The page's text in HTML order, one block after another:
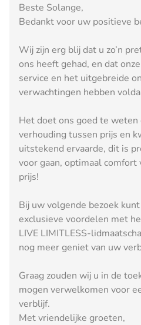
Beste Solange,
Bedankt voor uw positieve
Wij zijn erg blij dat u zo’n
ons heeft gehad, en dat
service en het uitgebreide
verwachtingen hebben
Het doet ons goed te weten
verhouding tussen prijs en
uitstekend ervaarde, dit is
voor gaan, optimaal comfort
prijs!
Bij uw volgende bezoek
exclusieve voordelen met
LIVE LIMITLESS-
nog meer geniet van uw
Graag zouden wij u in de
mogen verwelkomen voor
verblijf.
Met vriendelijke groeten,